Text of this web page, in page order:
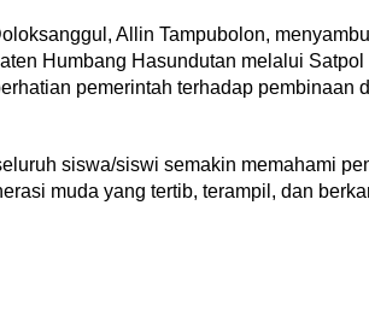
Allin Tampubolon,
Humbang Hasundutan melalui
pemerintah terhadap pembinaan
siswa/siswi semakin memahami
muda yang tertib, terampil, dan